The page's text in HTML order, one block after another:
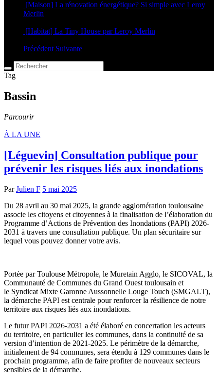
[Maison] La rénovation énergétique? Si simple avec Leroy
Merlin
[Habitat] La Tiny House par Leroy Merlin
Précédent Suivante
Tag
Bassin
Parcourir
À LA UNE
[Léguevin] Consultation publique pour
prévenir les risques liés aux inondations
Par Julien F 5 mai 2025
Du 28 avril au 30 mai 2025, la grande agglomération toulousaine
associe les citoyens et citoyennes à la finalisation de l’élaboration du
Programme d’Actions de Prévention des Inondations (PAPI) 2026-
2031 à travers une consultation publique. Un plan sécuritaire sur
lequel vous pouvez donner votre avis.
Portée par Toulouse Métropole, le Muretain Agglo, le SICOVAL, la
Communauté de Communes du Grand Ouest toulousain et
le Syndicat Mixte Garonne Aussonnelle Louge Touch (SMGALT),
la démarche PAPI est centrale pour renforcer la résilience de notre
territoire aux risques liés aux inondations.
Le futur PAPI 2026-2031 a été élaboré en concertation les acteurs
du territoire, en particulier les communes, dans la continuité de sa
version d’intention de 2021-2025. Le périmètre de la démarche,
initialement de 94 communes, sera étendu à 129 communes dans le
prochain programme, afin de faire profiter de nouveaux secteurs
sensibles de la démarche.